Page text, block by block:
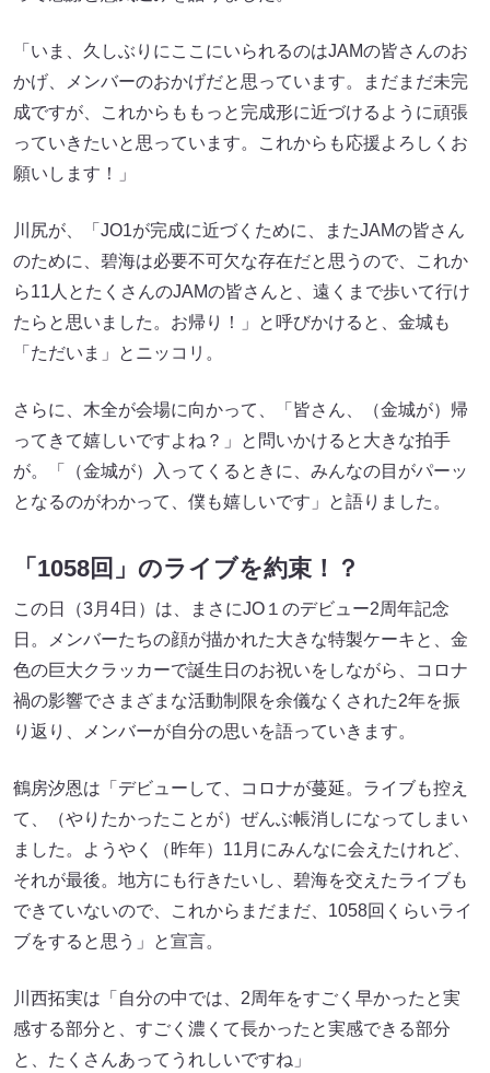
「いま、久しぶりにここにいられるのはJAMの皆さんのお
かげ、メンバーのおかげだと思っています。まだまだ未完
成ですが、これからももっと完成形に近づけるように頑張
っていきたいと思っています。これからも応援よろしくお
願いします！」
川尻が、「JO1が完成に近づくために、またJAMの皆さん
のために、碧海は必要不可欠な存在だと思うので、これか
ら11人とたくさんのJAMの皆さんと、遠くまで歩いて行け
たらと思いました。お帰り！」と呼びかけると、金城も
「ただいま」とニッコリ。
さらに、木全が会場に向かって、「皆さん、（金城が）帰
ってきて嬉しいですよね？」と問いかけると大きな拍手
が。「（金城が）入ってくるときに、みんなの目がパーッ
となるのがわかって、僕も嬉しいです」と語りました。
「1058回」のライブを約束！？
この日（3月4日）は、まさにJO１のデビュー2周年記念
日。メンバーたちの顔が描かれた大きな特製ケーキと、金
色の巨大クラッカーで誕生日のお祝いをしながら、コロナ
禍の影響でさまざまな活動制限を余儀なくされた2年を振
り返り、メンバーが自分の思いを語っていきます。
鶴房汐恩は「デビューして、コロナが蔓延。ライブも控え
て、（やりたかったことが）ぜんぶ帳消しになってしまい
ました。ようやく（昨年）11月にみんなに会えたけれど、
それが最後。地方にも行きたいし、碧海を交えたライブも
できていないので、これからまだまだ、1058回くらいライ
ブをすると思う」と宣言。
川西拓実は「自分の中では、2周年をすごく早かったと実
感する部分と、すごく濃くて長かったと実感できる部分
と、たくさんあってうれしいですね」